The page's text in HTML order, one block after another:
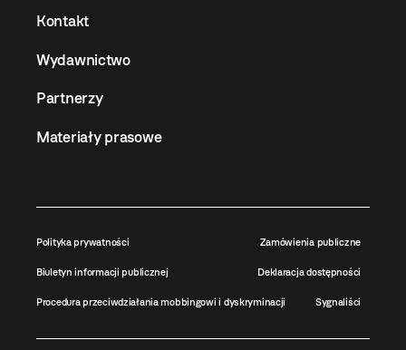
Kontakt
Wydawnictwo
Partnerzy
Materiały prasowe
Polityka prywatności Zamówienia publiczne
Biuletyn informacji publicznej Deklaracja dostępności
Procedura przeciwdziałania mobbingowi i dyskryminacji Sygnaliści